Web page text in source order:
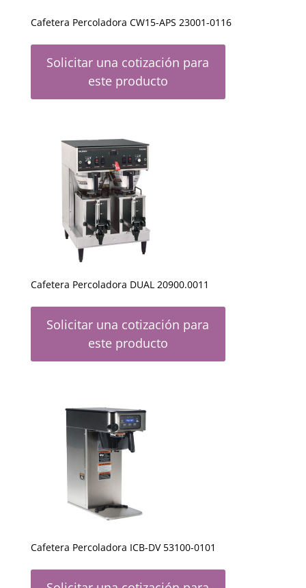
Cafetera Percoladora CW15-APS 23001-0116
Solicitar una cotización para
este producto
Cafetera Percoladora DUAL 20900.0011
Solicitar una cotización para
este producto
Cafetera Percoladora ICB-DV 53100-0101